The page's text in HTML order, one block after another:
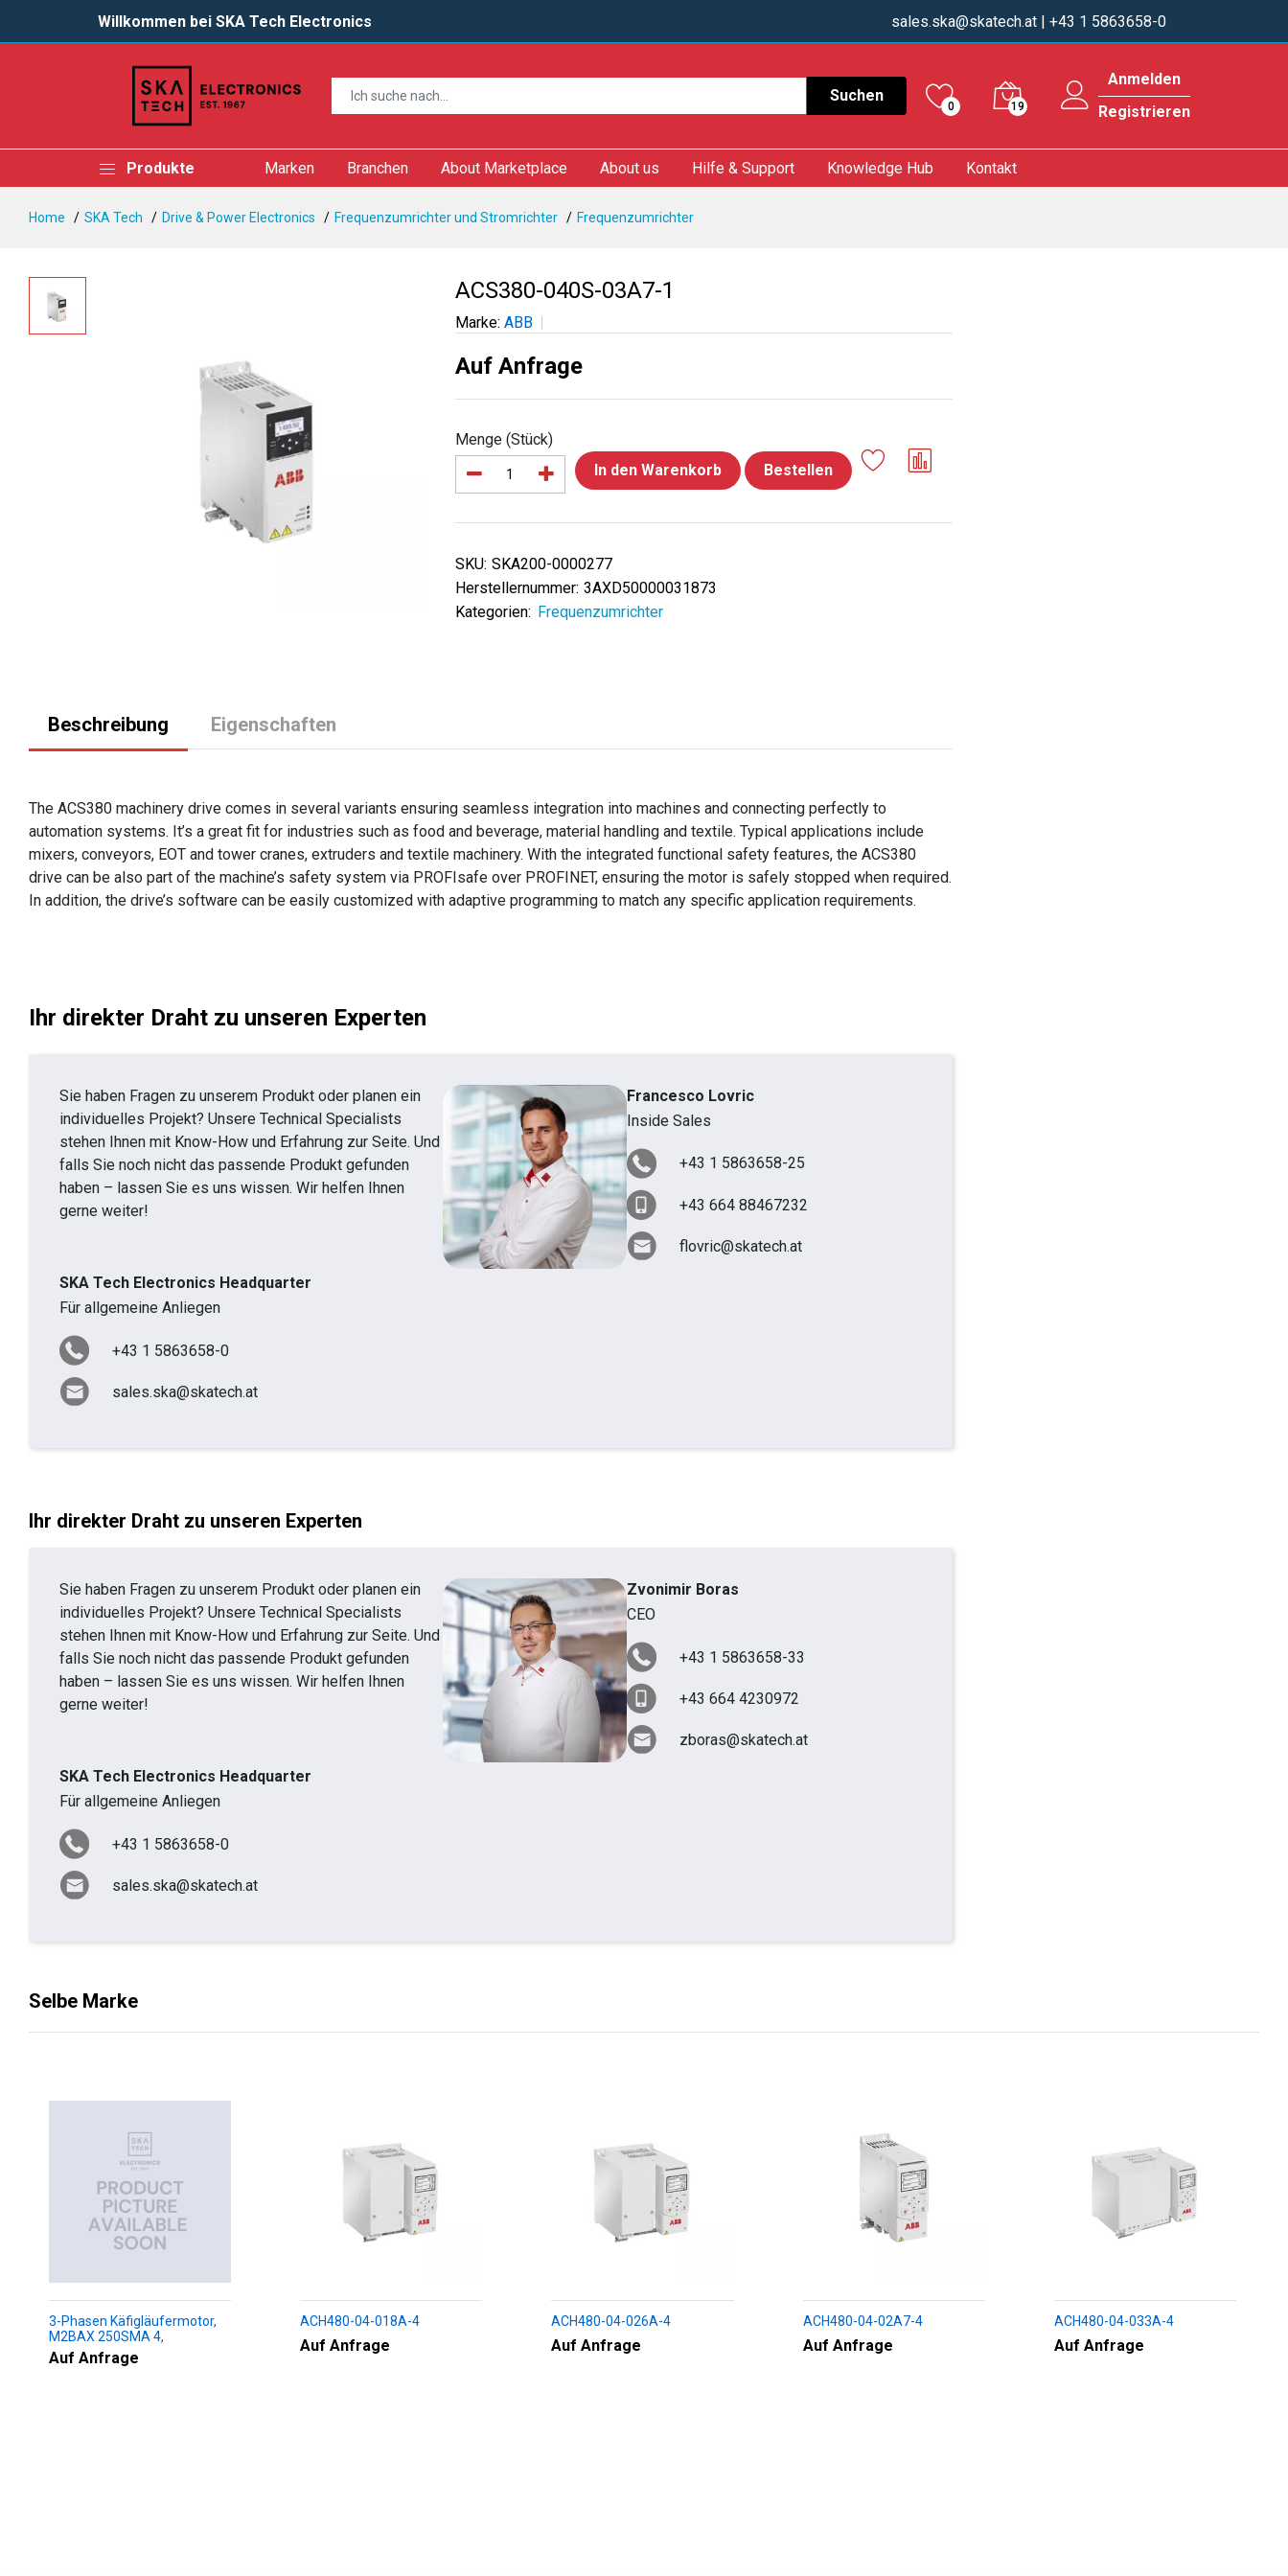
Willkommen bei SKA Tech Electronics sales.ska@skatech.at | +43 1 5863658-0
Suchen
0 19
Anmelden
Registrieren
Produkte Marken Branchen About Marketplace About us Hilfe & Support Knowledge Hub Kontakt
Home SKA Tech Drive & Power Electronics Frequenzumrichter und Stromrichter Frequenzumrichter
ACS380-040S-03A7-1
Marke: ABB
Auf Anfrage
Menge (Stück)
In den Warenkorb
Bestellen
SKU: SKA200-0000277
Herstellernummer: 3AXD50000031873
Kategorien: Frequenzumrichter
Beschreibung Eigenschaften
The ACS380 machinery drive comes in several variants ensuring seamless integration into machines and connecting perfectly to
automation systems. It’s a great fit for industries such as food and beverage, material handling and textile. Typical applications include
mixers, conveyors, EOT and tower cranes, extruders and textile machinery. With the integrated functional safety features, the ACS380
drive can be also part of the machine’s safety system via PROFIsafe over PROFINET, ensuring the motor is safely stopped when required.
In addition, the drive’s software can be easily customized with adaptive programming to match any specific application requirements.
Ihr direkter Draht zu unseren Experten
Sie haben Fragen zu unserem Produkt oder planen ein
individuelles Projekt? Unsere Technical Specialists
stehen Ihnen mit Know-How und Erfahrung zur Seite. Und
falls Sie noch nicht das passende Produkt gefunden
haben – lassen Sie es uns wissen. Wir helfen Ihnen
gerne weiter!
Francesco Lovric
Inside Sales
+43 1 5863658-25
+43 664 88467232
flovric@skatech.at
SKA Tech Electronics Headquarter
Für allgemeine Anliegen
+43 1 5863658-0
sales.ska@skatech.at
Ihr direkter Draht zu unseren Experten
Sie haben Fragen zu unserem Produkt oder planen ein
individuelles Projekt? Unsere Technical Specialists
stehen Ihnen mit Know-How und Erfahrung zur Seite. Und
falls Sie noch nicht das passende Produkt gefunden
haben – lassen Sie es uns wissen. Wir helfen Ihnen
gerne weiter!
Zvonimir Boras
CEO
+43 1 5863658-33
+43 664 4230972
zboras@skatech.at
SKA Tech Electronics Headquarter
Für allgemeine Anliegen
+43 1 5863658-0
sales.ska@skatech.at
Selbe Marke
3-Phasen Käfigläufermotor,
M2BAX 250SMA 4,
+188+230+451+009
Auf Anfrage
ACH480-04-018A-4
Auf Anfrage
ACH480-04-026A-4
Auf Anfrage
ACH480-04-02A7-4
Auf Anfrage
ACH480-04-033A-4
Auf Anfrage